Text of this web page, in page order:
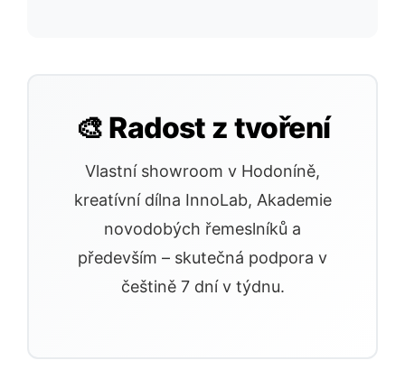
🎨 Radost z tvoření
Vlastní showroom v Hodoníně,
kreatívní dílna InnoLab, Akademie
novodobých řemeslníků a
především – skutečná podpora v
češtině 7 dní v týdnu.